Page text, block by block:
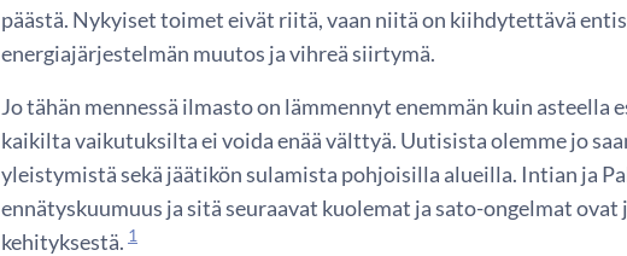
päästä. Nykyiset toimet eivät riitä, vaan niitä on kiihdytettävä
energiajärjestelmän muutos ja vihreä siirtymä.
Jo tähän mennessä ilmasto on lämmennyt enemmän kuin
kaikilta vaikutuksilta ei voida enää välttyä. Uutisista olemme jo
yleistymistä sekä jäätikön sulamista pohjoisilla alueilla. Intian ja
ennätyskuumuus ja sitä seuraavat kuolemat ja sato-ongelmat
kehityksestä. 1